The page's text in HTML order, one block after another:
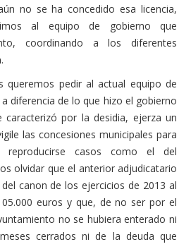
no se ha concedido esa licencia,
al equipo de gobierno que
coordinando a los diferentes
queremos pedir al actual equipo de
diferencia de lo que hizo el gobierno
caracterizó por la desidia, ejerza un
las concesiones municipales para
casos como el del
olvidar que el anterior adjudicatario
canon de los ejercicios de 2013 al
euros y que, de no ser por el
no se hubiera enterado ni
cerrados ni de la deuda que